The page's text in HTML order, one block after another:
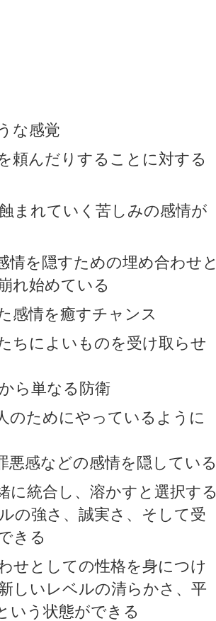
な感覚
頼んだりすることに対する
まれていく苦しみの感情が
情を隠すための埋め合わせと
れ始めている
感情を癒すチャンス
ちによいものを受け取らせ
ら単なる防衛
のためにやっているように
悪感などの感情を隠している
に統合し、溶かすと選択する
の強さ、誠実さ、そして受
きる
せとしての性格を身につけ
しいレベルの清らかさ、平
いう状態ができる